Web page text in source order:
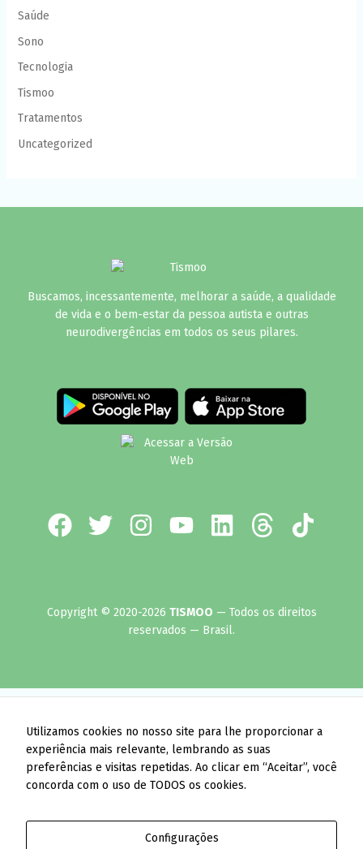
Saúde
Sono
Tecnologia
Tismoo
Tratamentos
Uncategorized
Buscamos, incessantemente, melhorar a saúde, a qualidade
de vida e o bem-estar da pessoa autista e outras
neurodivergências em todos os seus pilares.
Copyright © 2020-2026 TISMOO — Todos os direitos
reservados — Brasil.
Utilizamos cookies no nosso site para lhe proporcionar a
experiência mais relevante, lembrando as suas
preferências e visitas repetidas. Ao clicar em “Aceitar”, você
concorda com o uso de TODOS os cookies.
Configurações